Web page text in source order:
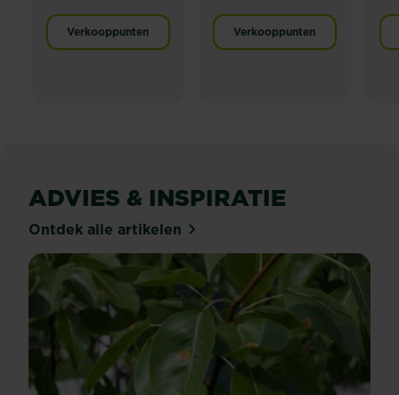
Verkooppunten Verkooppunten
ADVIES & INSPIRATIE
Ontdek alle artikelen